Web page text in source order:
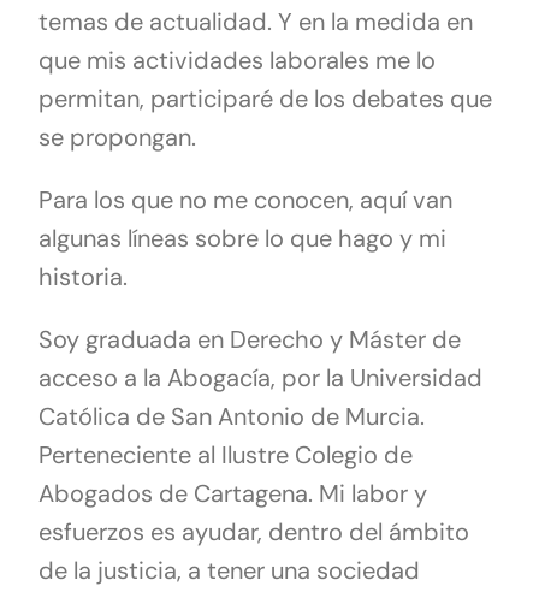
temas de actualidad. Y en la medida en
que mis actividades laborales me lo
permitan, participaré de los debates que
se propongan.
Para los que no me conocen, aquí van
algunas líneas sobre lo que hago y mi
historia.
Soy graduada en Derecho y Máster de
acceso a la Abogacía, por la Universidad
Católica de San Antonio de Murcia.
Perteneciente al Ilustre Colegio de
Abogados de Cartagena. Mi labor y
esfuerzos es ayudar, dentro del ámbito
de la justicia, a tener una sociedad